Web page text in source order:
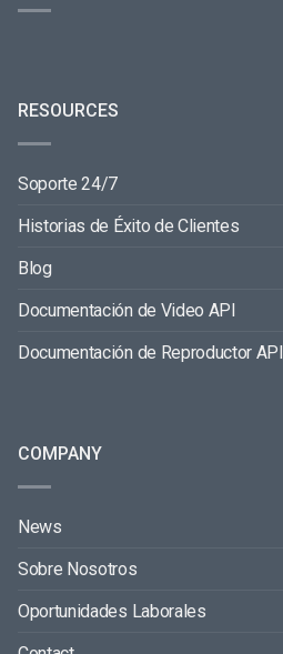
RESOURCES
Soporte 24/7
Historias de Éxito de Clientes
Blog
Documentación de Video API
Documentación de Reproductor API
COMPANY
News
Sobre Nosotros
Oportunidades Laborales